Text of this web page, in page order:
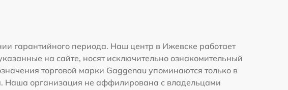
гарантийного периода. Наш центр в Ижевске работает
на сайте, носят исключительно ознакомительный
торговой марки Gaggenau упоминаются только в
Наша организация не аффилирована с владельцами